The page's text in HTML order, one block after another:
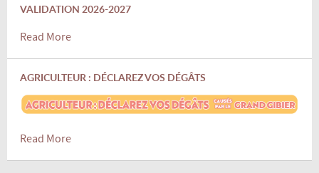
VALIDATION 2026-2027
Read More
AGRICULTEUR : DÉCLAREZ VOS DÉGÂTS
Read More